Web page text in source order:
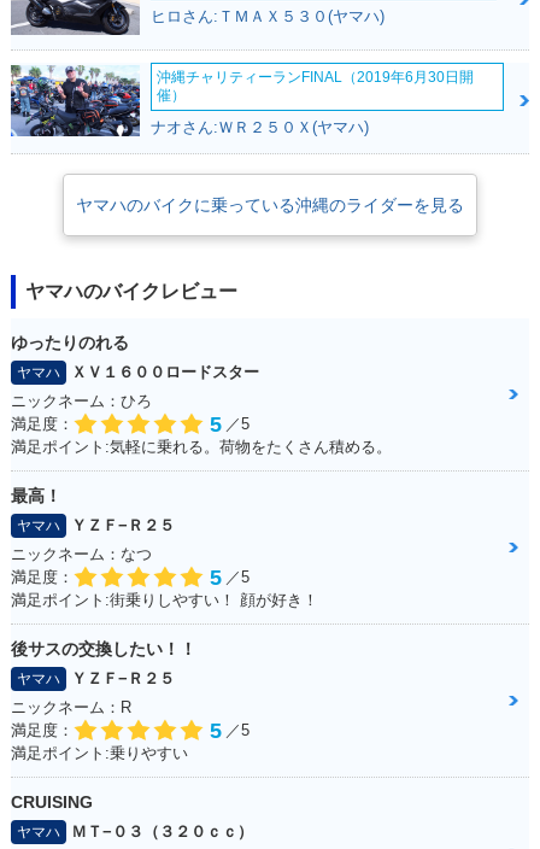
ヒロさん:ＴＭＡＸ５３０(ヤマハ)
沖縄チャリティーランFINAL（2019年6月30日開
催）
ナオさん:ＷＲ２５０Ｘ(ヤマハ)
ヤマハのバイクに乗っている沖縄のライダーを見る
ヤマハのバイクレビュー
ゆったりのれる
ヤマハ
ＸＶ１６００ロードスター
ニックネーム：ひろ
満足度：
5 ／5
満足ポイント:気軽に乗れる。荷物をたくさん積める。
最高！
ヤマハ
ＹＺＦ−Ｒ２５
ニックネーム：なつ
満足度：
5 ／5
満足ポイント:街乗りしやすい！ 顔が好き！
後サスの交換したい！！
ヤマハ
ＹＺＦ−Ｒ２５
ニックネーム：R
満足度：
5 ／5
満足ポイント:乗りやすい
CRUISING
ヤマハ
ＭＴ−０３（３２０ｃｃ）